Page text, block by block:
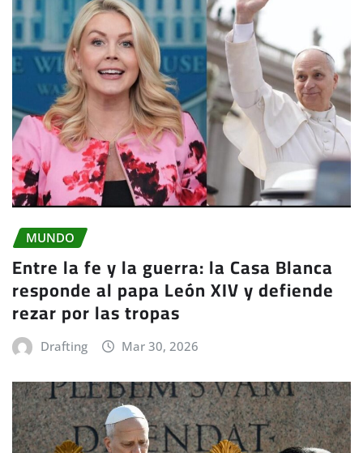
MUNDO
Entre la fe y la guerra: la Casa Blanca
responde al papa León XIV y defiende
rezar por las tropas
Drafting Mar 30, 2026